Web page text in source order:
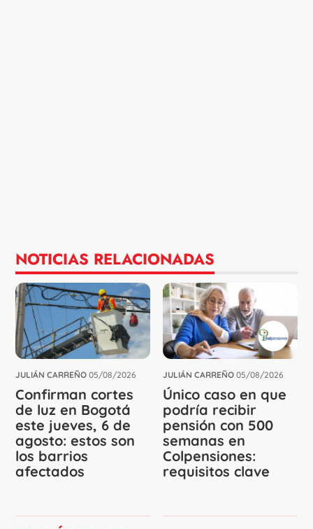
NOTICIAS RELACIONADAS
JULIÁN CARREÑO 05/08/2026
Confirman cortes
de luz en Bogotá
este jueves, 6 de
agosto: estos son
los barrios
afectados
JULIÁN CARREÑO 05/08/2026
Único caso en que
podría recibir
pensión con 500
semanas en
Colpensiones:
requisitos clave